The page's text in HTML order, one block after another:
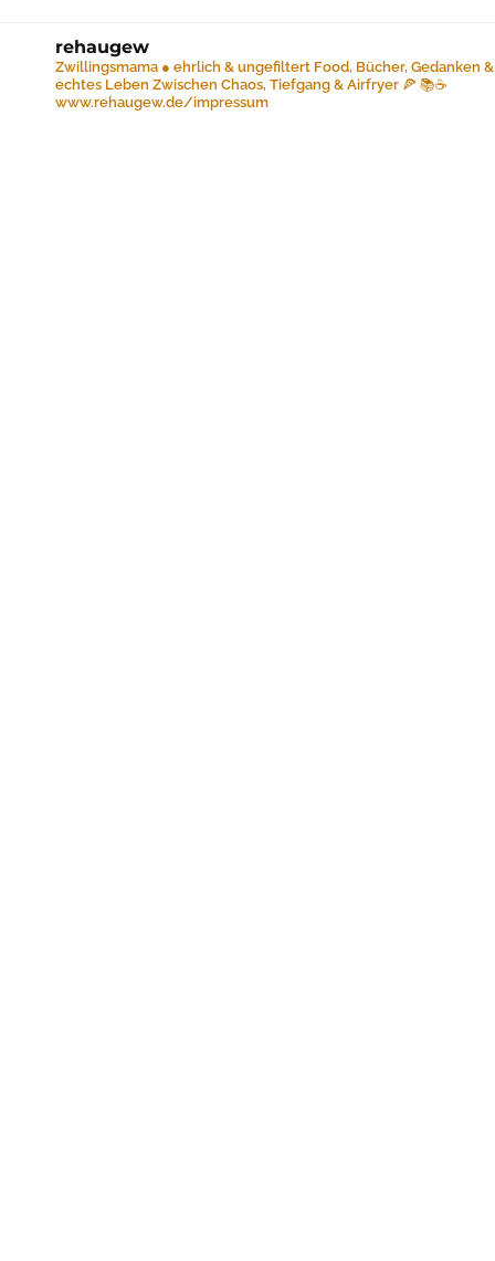
rehaugew
Zwillingsmama ● ehrlich & ungefiltert Food, Bücher, Gedanken &
echtes Leben Zwischen Chaos, Tiefgang & Airfryer 🍕 📚☕️
www.rehaugew.de/impressum